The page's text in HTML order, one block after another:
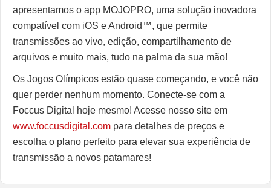
apresentamos o app MOJOPRO, uma solução inovadora
compatível com iOS e Android™, que permite
transmissões ao vivo, edição, compartilhamento de
arquivos e muito mais, tudo na palma da sua mão!
Os Jogos Olímpicos estão quase começando, e você não
quer perder nenhum momento. Conecte-se com a
Foccus Digital hoje mesmo! Acesse nosso site em
www.foccusdigital.com para detalhes de preços e
escolha o plano perfeito para elevar sua experiência de
transmissão a novos patamares!